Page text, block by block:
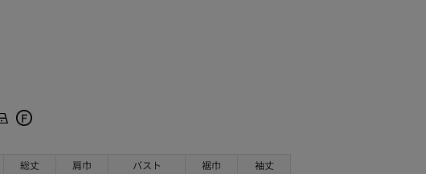
総丈 肩巾 バスト 裾巾 袖丈